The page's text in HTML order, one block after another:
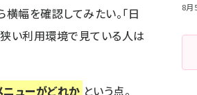
幅を確認してみたい。「日
い利用環境で見ている人は
ニューがどれか という点。
8月